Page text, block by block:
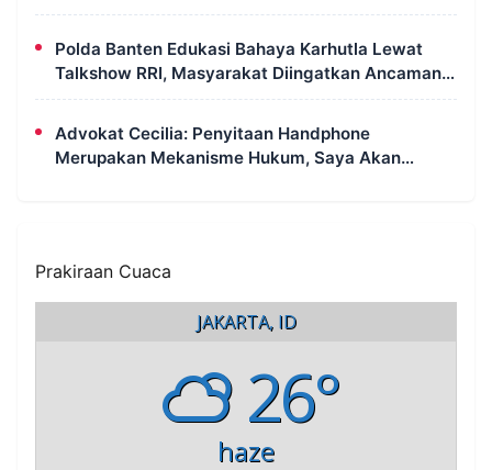
Jalan Langsung Ditertibkan
Polda Banten Edukasi Bahaya Karhutla Lewat
Talkshow RRI, Masyarakat Diingatkan Ancaman
Pidana Pembakaran Lahan
Advokat Cecilia: Penyitaan Handphone
Merupakan Mekanisme Hukum, Saya Akan
Prakiraan Cuaca
JAKARTA, ID
26°
haze